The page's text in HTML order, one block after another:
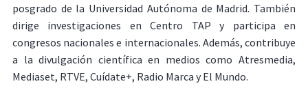
posgrado de la Universidad Autónoma de Madrid. También
dirige investigaciones en Centro TAP y participa en
congresos nacionales e internacionales. Además, contribuye
a la divulgación científica en medios como Atresmedia,
Mediaset, RTVE, Cuídate+, Radio Marca y El Mundo.